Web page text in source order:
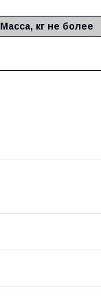
Масса, кг не более